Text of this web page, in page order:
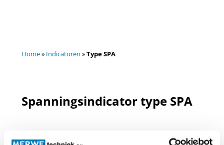
Home» Indicatoren »Type SPA
Spanningsindicator type SPA